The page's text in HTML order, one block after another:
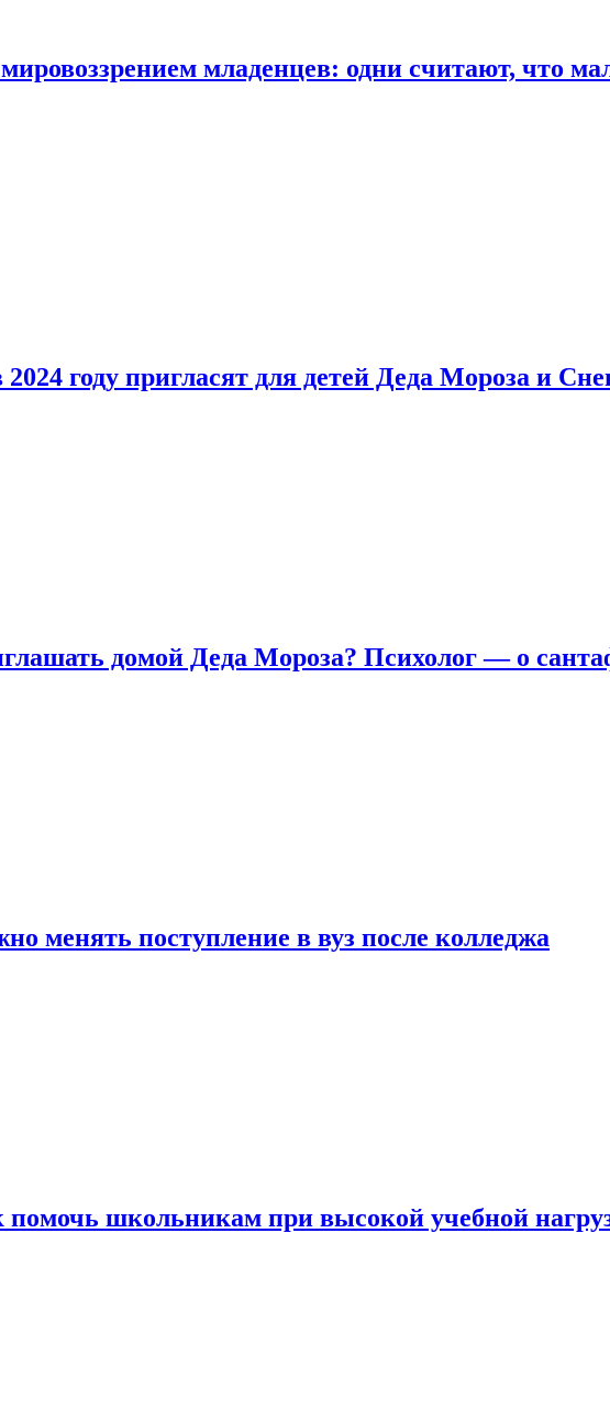
младенцев: одни считают, что
году пригласят для детей Деда Мороза и
домой Деда Мороза? Психолог — о
менять поступление в вуз после колледжа
помочь школьникам при высокой учебной